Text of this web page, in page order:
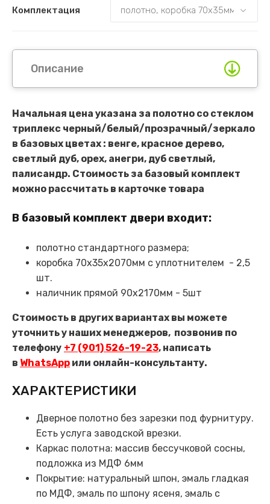
Комплектация
Описание
Начальная цена указана за полотно со стеклом
триплекс черный/белый/прозрачный/зеркало
в базовых цветах : венге, красное дерево,
светлый дуб, орех, анегри, дуб светлый,
палисандр. Стоимость за базовый комплект
можно рассчитать в карточке товара
В базовый комплект двери входит:
полотно стандартного размера;
коробка 70х35х2070мм с уплотнителем - 2,5
шт.
наличник прямой 90х2170мм - 5шт
Стоимость в других вариантах вы можете
уточнить у наших менеджеров, позвонив по
телефону +7 (901) 526-19-23, написать
в WhatsApp или онлайн-консультанту.
ХАРАКТЕРИСТИКИ
Дверное полотно без зарезки под фурнитуру.
Есть услуга заводской врезки.
Каркас полотна: массив бессучковой сосны,
подложка из МДФ 6мм
Покрытие: натуральный шпон, эмаль гладкая
по МДФ, эмаль по шпону ясеня, эмаль с